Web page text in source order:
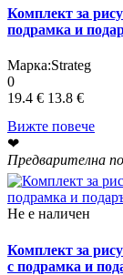
Комплект за
подрамка и
Марка:Strateg
0
19.4 € 13.8 €
Вижте повече
❤
Предварителна
Не е наличен
Комплект за
с подрамка и